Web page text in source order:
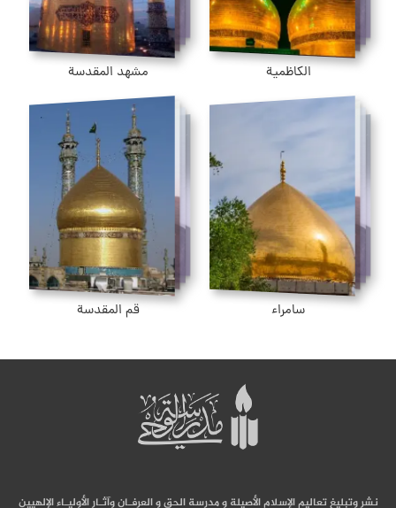
الكاظمية مشهد المقدسة
سامراء قم المقدسة
نشر وتبليغ تعاليم الإسلام الأصيلة و مدرسة الحق و العرفـان وآثـار الأوليـاء الإلهيين